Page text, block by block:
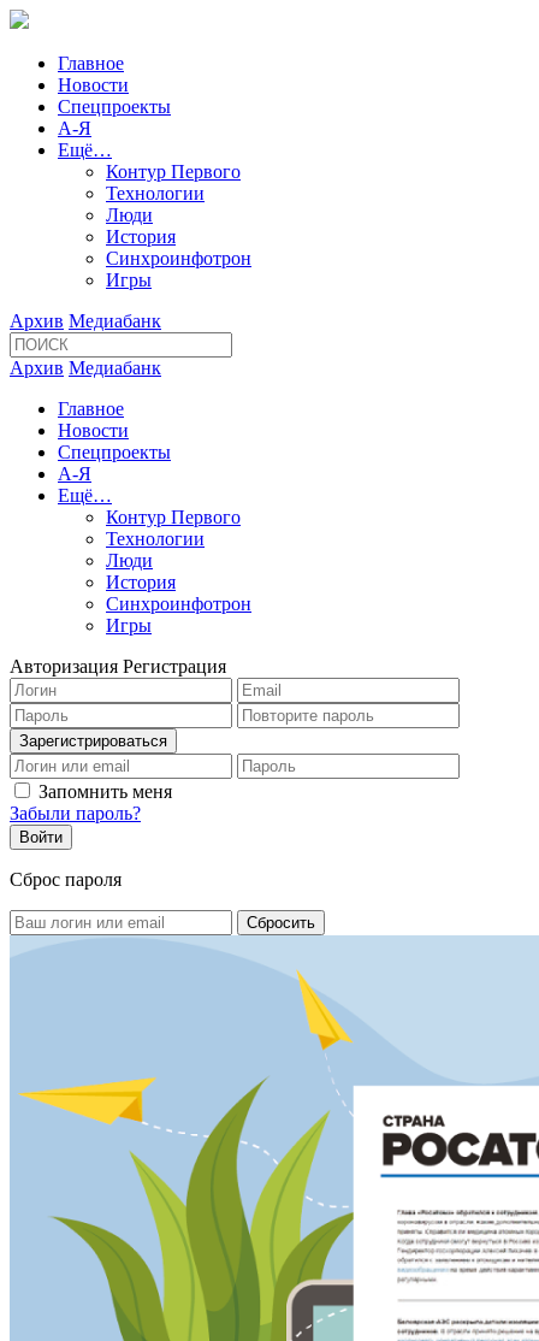
Главное
Новости
Спецпроекты
А-Я
Ещё…
Контур Первого
Технологии
Люди
История
Синхроинфотрон
Игры
Архив Медиабанк
Архив Медиабанк
Главное
Новости
Спецпроекты
А-Я
Ещё…
Контур Первого
Технологии
Люди
История
Синхроинфотрон
Игры
Авторизация Регистрация
Запомнить меня
Забыли пароль?
Сброс пароля